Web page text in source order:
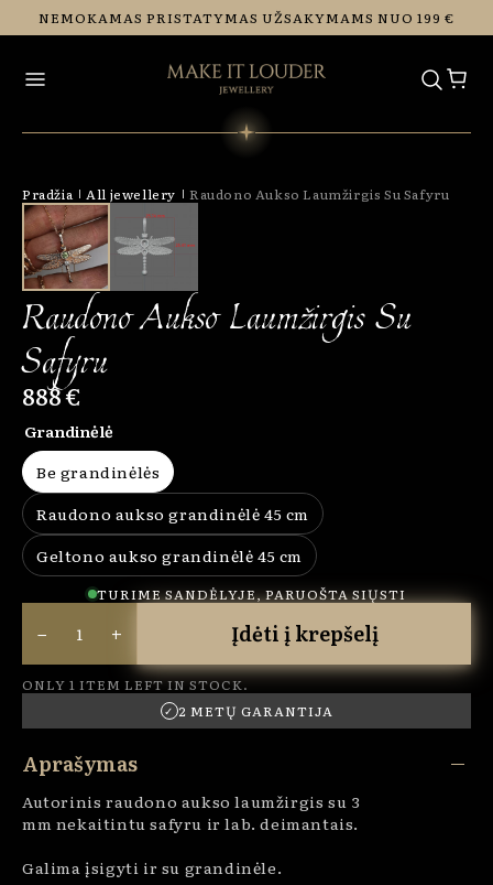
Eiti į
turinį
NEMOKAMAS PRISTATYMAS UŽSAKYMAMS NUO 199 €
Pradžia All jewellery Raudono Aukso Laumžirgis Su Safyru
Raudono Aukso Laumžirgis Su
Safyru
888 €
Grandinėlė
Be grandinėlėsVariant sold out or unavailable
Raudono aukso grandinėlė 45 cm
Variant sold out or unavailable
Geltono aukso grandinėlė 45 cm
Variant sold out or unavailable
TURIME SANDĖLYJE, PARUOŠTA SIŲSTI
− + Įdėti į krepšelį
ONLY 1 ITEM LEFT IN STOCK.
✓ 2 METŲ GARANTIJA
Aprašymas
Autorinis raudono aukso laumžirgis su 3
mm nekaitintu safyru ir lab. deimantais.
Galima įsigyti ir su grandinėle.